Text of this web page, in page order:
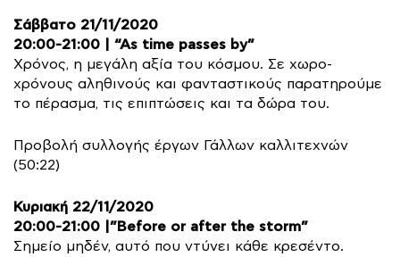
Σάββατο 21/11/2020
20:00-21:00 | “Αs time passes by”
Χρόνος, η μεγάλη αξία του κόσμου. Σε χωρο-
χρόνους αληθινούς και φανταστικούς παρατηρούμε
το πέρασμα, τις επιπτώσεις και τα δώρα του.
Προβολή συλλογής έργων Γάλλων καλλιτεχνών
(50:22)
Κυριακή 22/11/2020
20:00-21:00 |”Βefore or after the storm”
Σημείο μηδέν, αυτό που ντύνει κάθε κρεσέντο.